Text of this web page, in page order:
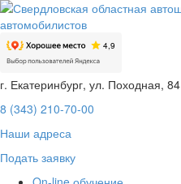
г. Екатеринбург, ул. Походная, 84
8 (343) 210-70-00
Наши адреса
Подать заявку